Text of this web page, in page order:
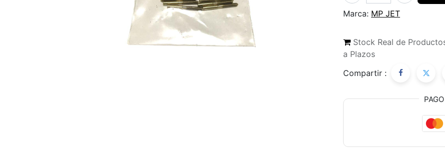
Marca: MP JET
Stock Real de
a Plazos
Compartir :
PAGO